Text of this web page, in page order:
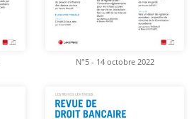
N°5 - 14 octobre 2022